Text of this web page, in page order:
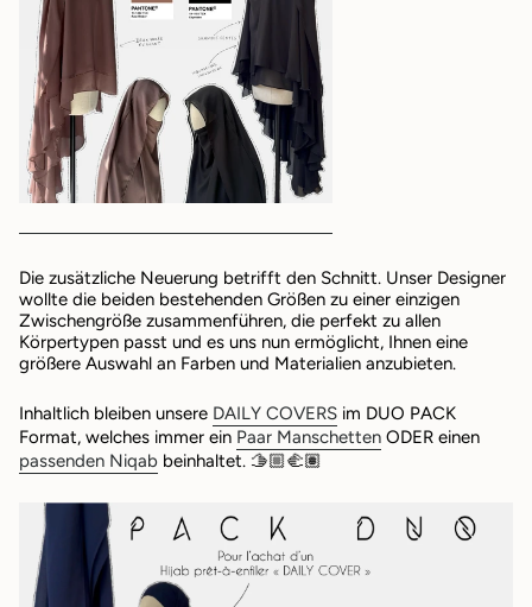
Die zusätzliche Neuerung betrifft den Schnitt. Unser Designer
wollte die beiden bestehenden Größen zu einer einzigen
Zwischengröße zusammenführen, die perfekt zu allen
Körpertypen passt und es uns nun ermöglicht, Ihnen eine
größere Auswahl an Farben und Materialien anzubieten.
Inhaltlich bleiben unsere DAILY COVERS im DUO PACK
Format, welches immer ein Paar Manschetten ODER einen
passenden Niqab beinhaltet. 🫱🏼‍🫲🏽